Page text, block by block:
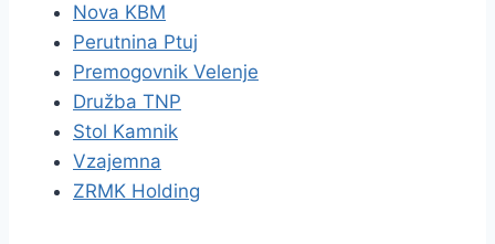
Nova KBM
Perutnina Ptuj
Premogovnik Velenje
Družba TNP
Stol Kamnik
Vzajemna
ZRMK Holding